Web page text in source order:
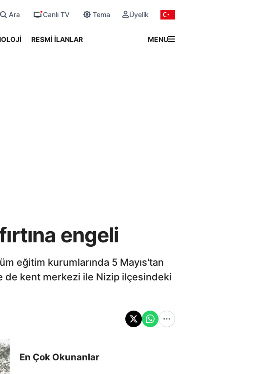
Ara Canlı TV Tema Üyelik
RESMİ İLANLAR MENU
engeli
eğitim kurumlarında 5 Mayıs'tan
kent merkezi ile Nizip ilçesindeki
En Çok Okunanlar